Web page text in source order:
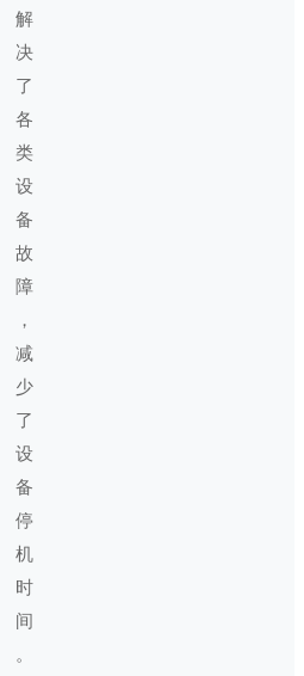
解
决
了
各
类
设
备
故
障
，
减
少
了
设
备
停
机
时
间
。